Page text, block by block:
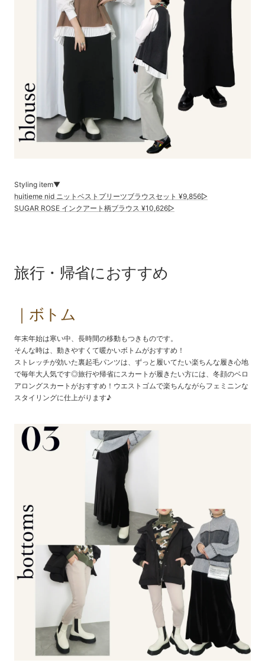
Styling item▼
huitieme nid ニットベストプリーツブラウスセット ¥9,856▷
SUGAR ROSE インクアート柄ブラウス ¥10,626▷
旅行・帰省におすすめ
｜ボトム
年末年始は寒い中、長時間の移動もつきものです。
そんな時は、動きやすくて暖かいボトムがおすすめ！
ストレッチが効いた裏起毛パンツは、ずっと履いてたい楽ちんな履き心地
で毎年大人気です◎旅行や帰省にスカートが履きたい方には、冬顔のベロ
アロングスカートがおすすめ！ウエストゴムで楽ちんながらフェミニンな
スタイリングに仕上がります♪